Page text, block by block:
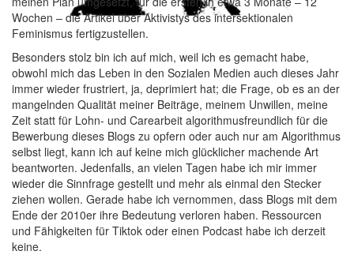
Wochen – die Artikel über Aktivistys des intersektionalen
Feminismus fertigzustellen.
Besonders stolz bin ich auf mich, weil ich es gemacht habe,
obwohl mich das Leben in den Sozialen Medien auch dieses Jahr
immer wieder frustriert, ja, deprimiert hat; die Frage, ob es an der
mangelnden Qualität meiner Beiträge, meinem Unwillen, meine
Zeit statt für Lohn- und Carearbeit algorithmusfreundlich für die
Bewerbung dieses Blogs zu opfern oder auch nur am Algorithmus
selbst liegt, kann ich auf keine mich glücklicher machende Art
beantworten. Jedenfalls, an vielen Tagen habe ich mir immer
wieder die Sinnfrage gestellt und mehr als einmal den Stecker
ziehen wollen. Gerade habe ich vernommen, dass Blogs mit dem
Ende der 2010er ihre Bedeutung verloren haben. Ressourcen
und Fähigkeiten für Tiktok oder einen Podcast habe ich derzeit
keine.